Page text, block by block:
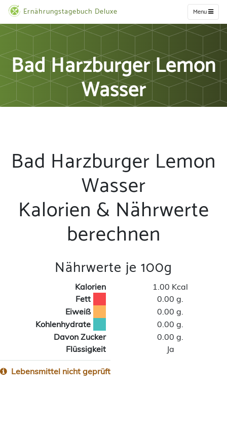
Ernährungstagebuch Deluxe Menu
Bad Harzburger Lemon
Wasser
Bad Harzburger Lemon
Wasser
Kalorien & Nährwerte
berechnen
Nährwerte je 100g
Kalorien
1.00 Kcal
Fett
0.00 g.
Eiweiß
0.00 g.
Kohlenhydrate
0.00 g.
Davon Zucker
0.00 g.
Flüssigkeit
Ja
Lebensmittel nicht geprüft